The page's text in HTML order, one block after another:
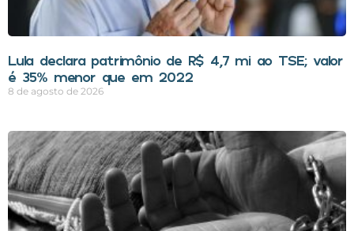
Lula declara patrimônio de R$ 4,7 mi ao TSE; valor
é 35% menor que em 2022
8 de agosto de 2026